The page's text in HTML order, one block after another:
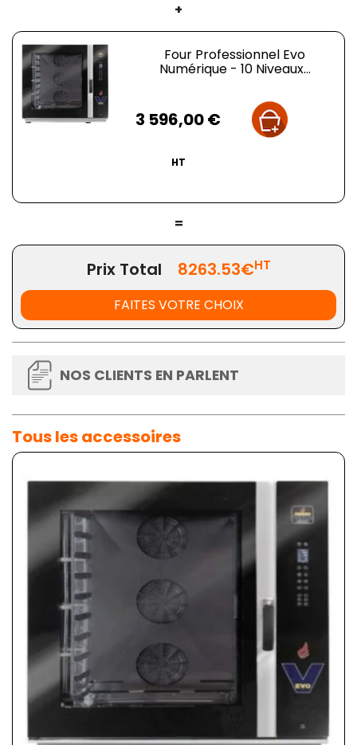
+
Four Professionnel Evo
Numérique - 10 Niveaux...
3 596,00 €
HT
=
Prix Total 8263.53€HT
FAITES VOTRE CHOIX
NOS CLIENTS EN PARLENT
Tous les accessoires